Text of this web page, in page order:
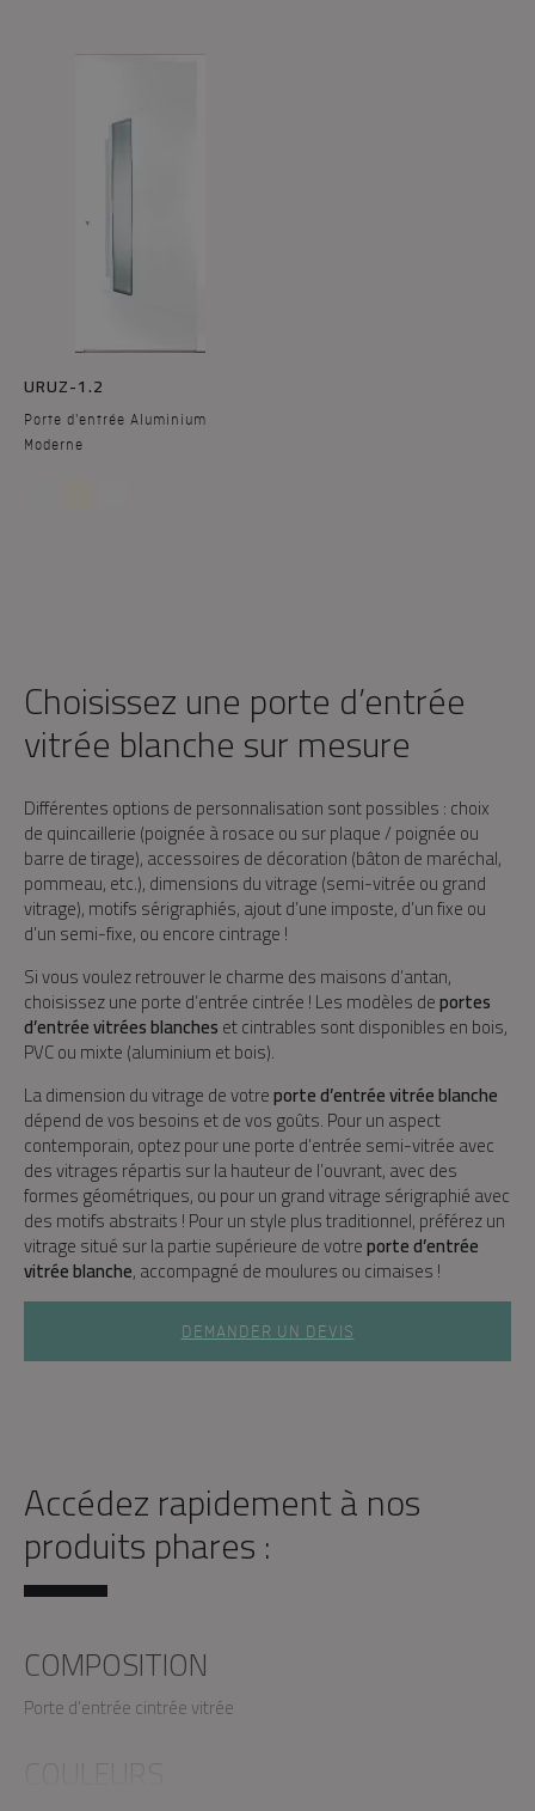
URUZ-1.2
Porte d'entrée Aluminium
Moderne
Choisissez une porte d’entrée
vitrée blanche sur mesure
Différentes options de personnalisation sont possibles : choix
de quincaillerie (poignée à rosace ou sur plaque / poignée ou
barre de tirage), accessoires de décoration (bâton de maréchal,
pommeau, etc.), dimensions du vitrage (semi-vitrée ou grand
vitrage), motifs sérigraphiés, ajout d’une imposte, d’un fixe ou
d’un semi-fixe, ou encore cintrage !
Si vous voulez retrouver le charme des maisons d’antan,
choisissez une porte d’entrée cintrée ! Les modèles deportes
d’entrée vitrées blancheset cintrables sont disponibles en bois,
PVC ou mixte (aluminium et bois).
La dimension du vitrage de votreporte d’entrée vitrée blanche
dépend de vos besoins et de vos goûts. Pour un aspect
contemporain, optez pour une porte d’entrée semi-vitrée avec
des vitrages répartis sur la hauteur de l’ouvrant, avec des
formes géométriques, ou pour un grand vitrage sérigraphié avec
des motifs abstraits ! Pour un style plus traditionnel, préférez un
vitrage situé sur la partie supérieure de votreporte d’entrée
vitrée blanche, accompagné de moulures ou cimaises !
DEMANDER UN DEVIS
Accédez rapidement à nos
produits phares :
COMPOSITION
Porte d’entrée cintrée vitrée